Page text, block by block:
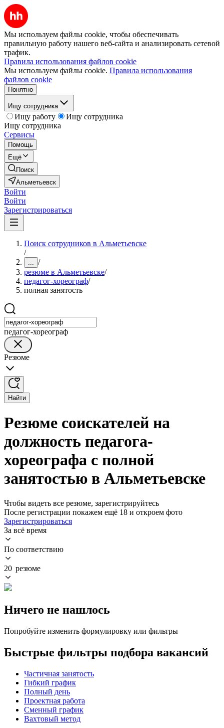
Мы используем файлы cookie, чтобы обеспечивать
правильную работу нашего веб-сайта и анализировать сетевой
трафик.
Правила использования файлов cookie
Мы используем файлы cookie. Правила использования
файлов cookie
Понятно
Ищу сотрудника
Ищу работу
Ищу сотрудника
Ищу сотрудника
Сервисы
Помощь
Ещё
Поиск
Альметьевск
Войти
Войти
Зарегистрироваться
Поиск сотрудников в Альметьевске
/
... /
резюме в Альметьевске/
педагог-хореограф/
полная занятость
педагог-хореограф
Резюме
Найти
Резюме соискателей на
должность педагога-
хореографа с полной
занятостью в Альметьевске
Чтобы видеть все резюме, зарегистрируйтесь
После регистрации покажем ещё 18 и откроем фото
Зарегистрироваться
За всё время
По соответствию
20 резюме
Ничего не нашлось
Попробуйте изменить формулировку или фильтры
Быстрые фильтры подбора вакансий
Частичная занятость
Гибкий график
Полный день
Проектная работа
Сменный график
Вахтовый метод